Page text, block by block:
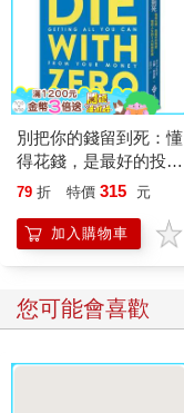
別把你的錢留到死：懂
得花錢，是最好的投資
—理想人生的9大財務
79 折 特價 315 元
加入購物車
您可能會喜歡